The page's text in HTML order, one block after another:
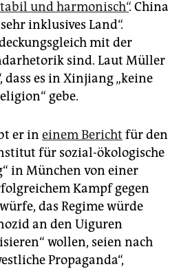
und harmonisch“. China
inklusives Land“.
mit der
sind. Laut Müller
dass es in Xinjiang „keine
gebe.
er in einem Bericht für den
für sozial-ökologische
in München von einer
Kampf gegen
das Regime würde
an den Uiguren
wollen, seien nach
Propaganda“,